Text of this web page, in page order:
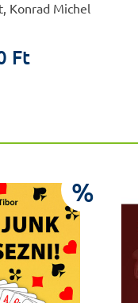
Konrad Michel
Ft
%